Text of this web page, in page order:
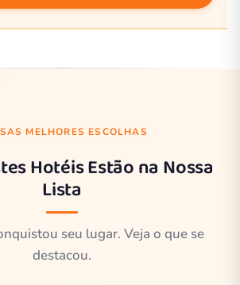
MELHORES ESCOLHAS
Hotéis Estão na Nossa
Lista
seu lugar. Veja o que se
destacou.